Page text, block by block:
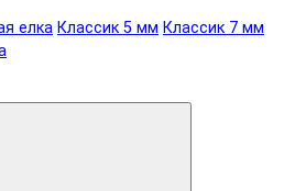
елка Классик 5 мм Классик 7 мм